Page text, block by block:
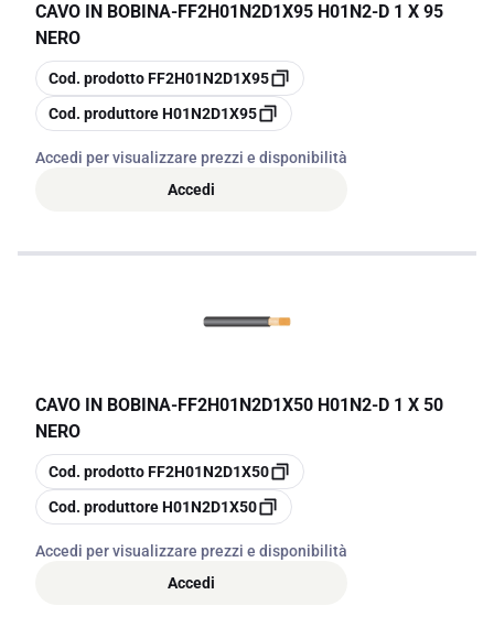
CAVO IN BOBINA-FF2H01N2D1X95 H01N2-D 1 X 95
NERO
copia
Cod. prodottoFF2H01N2D1X95
copia
Cod. produttoreH01N2D1X95
Accedi per visualizzare prezzi e disponibilità
Accedi
CAVO IN BOBINA-FF2H01N2D1X50 H01N2-D 1 X 50
NERO
copia
Cod. prodottoFF2H01N2D1X50
copia
Cod. produttoreH01N2D1X50
Accedi per visualizzare prezzi e disponibilità
Accedi